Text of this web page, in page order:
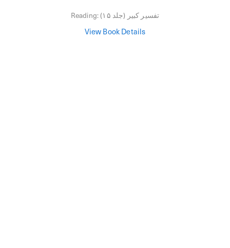
Reading: تفسیر کبیر (جلد ۱۵)
View Book Details